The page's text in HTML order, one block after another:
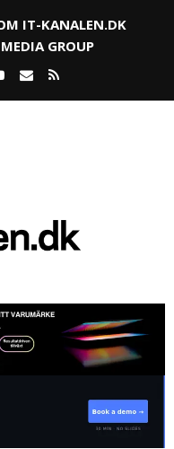
IT-KANALEN.DK
GROUP